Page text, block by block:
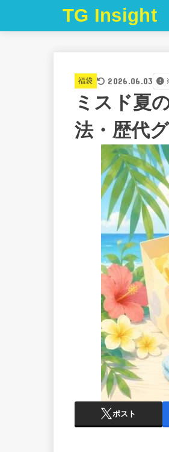
TG Insight
福袋 2026.06.03
ミスド夏
法・歴代
ポスト